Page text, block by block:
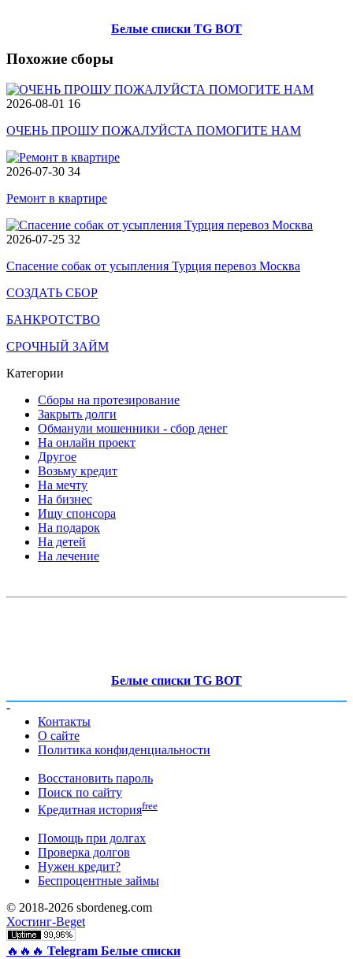
Белые списки TG BOT
Похожие сборы
2026-08-01 16
ОЧЕНЬ ПРОШУ ПОЖАЛУЙСТА ПОМОГИТЕ НАМ
2026-07-30 34
Ремонт в квартире
2026-07-25 32
Спасение собак от усыпления Турция перевоз Москва
СОЗДАТЬ СБОР
БАНКРОТСТВО
СРОЧНЫЙ ЗАЙМ
Категории
Сборы на протезирование
Закрыть долги
Обманули мошенники - сбор денег
На онлайн проект
Другое
Возьму кредит
На мечту
На бизнес
Ищу спонсора
На подарок
На детей
На лечение
Белые списки TG BOT
-
Контакты
О сайте
Политика конфиденциальности
Восстановить пароль
Поиск по сайту
Кредитная историяfree
Помощь при долгах
Проверка долгов
Нужен кредит?
Беспроцентные займы
© 2018-2026 sbordeneg.com
Хостинг-Beget
🔥🔥🔥 Telegram Белые списки